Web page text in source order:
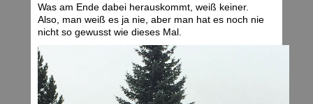
Was am Ende dabei herauskommt, weiß keiner.
Also, man weiß es ja nie, aber man hat es noch nie
nicht so gewusst wie dieses Mal.